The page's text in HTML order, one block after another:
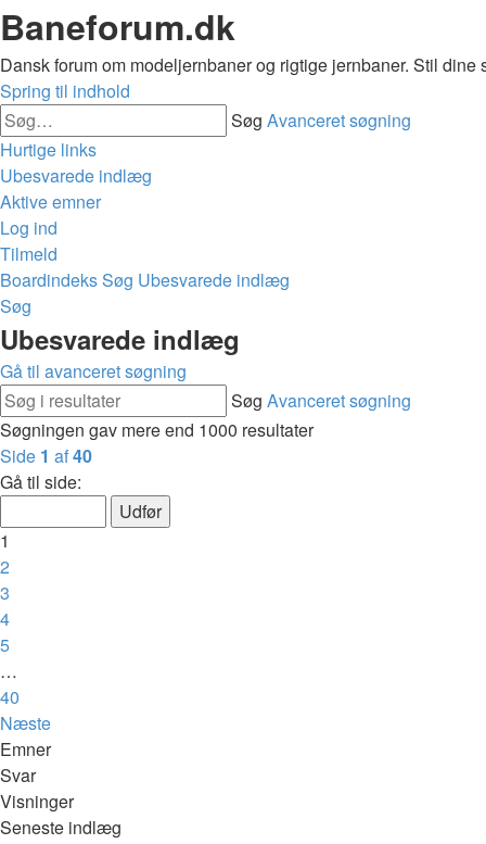
Baneforum.dk
Dansk forum om modeljernbaner og rigtige jernbaner. Stil dine
Spring til indhold
Søg Avanceret søgning
Hurtige links
Ubesvarede indlæg
Aktive emner
Log ind
Tilmeld
BoardindeksSøg Ubesvarede indlæg
Søg
Ubesvarede indlæg
Gå til avanceret søgning
Søg Avanceret søgning
Søgningen gav mere end 1000 resultater
Side 1 af40
Gå til side:
1
2
3
4
5
…
40
Næste
Emner
Svar
Visninger
Seneste indlæg